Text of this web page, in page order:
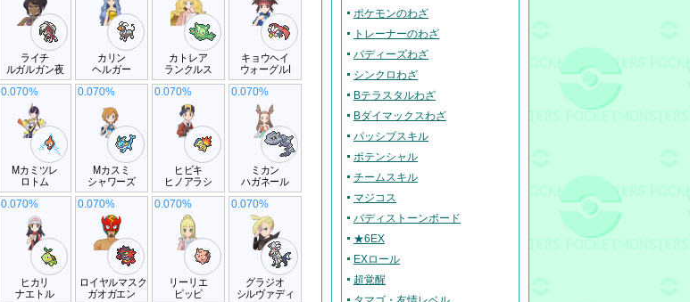
ライチ
ルガルガン夜
カリン
ヘルガー
カトレア
ランクルス
キョウヘイ
ウォーグルI
Mカミツレ
ロトム
0.070%
Mカスミ
シャワーズ
0.070%
ヒビキ
ヒノアラシ
0.070%
ミカン
ハガネール
0.070%
ヒカリ
ナエトル
0.070%
ロイヤルマスク
ガオガエン
0.070%
リーリエ
ピッピ
0.070%
グラジオ
シルヴァディ
0.070%
ポケモンのわざ
トレーナーのわざ
バディーズわざ
シンクロわざ
Bテラスタルわざ
Bダイマックスわざ
パッシブスキル
ポテンシャル
チームスキル
マジコス
バディストーンボード
★6EX
EXロール
超覚醒